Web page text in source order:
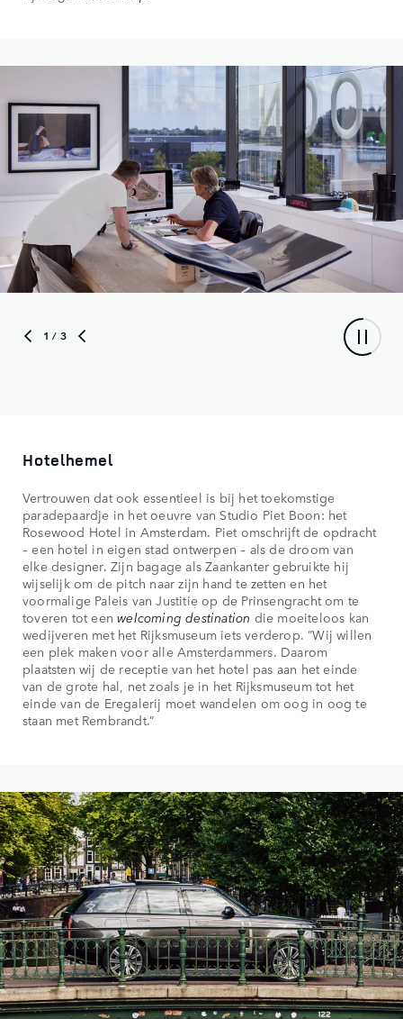
1 / 3
Hotelhemel
Vertrouwen dat ook essentieel is bij het toekomstige
paradepaardje in het oeuvre van Studio Piet Boon: het
Rosewood Hotel in Amsterdam. Piet omschrijft de opdracht
– een hotel in eigen stad ontwerpen – als de droom van
elke designer. Zijn bagage als Zaankanter gebruikte hij
wijselijk om de pitch naar zijn hand te zetten en het
voormalige Paleis van Justitie op de Prinsengracht om te
toveren tot eenwelcoming destination die moeiteloos kan
wedijveren met het Rijksmuseum iets verderop. “Wij willen
een plek maken voor alle Amsterdammers. Daarom
plaatsten wij de receptie van het hotel pas aan het einde
van de grote hal, net zoals je in het Rijksmuseum tot het
einde van de Eregalerij moet wandelen om oog in oog te
staan met Rembrandt.”